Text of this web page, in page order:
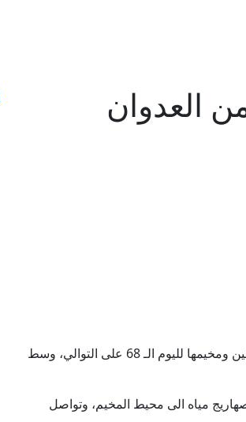
68 يومًا من العدوان
السبت – ٢٩-٣-٢٠٢٥: يواصل الاحتلال الإسرائيلي، عدوانه على مدينة جنين ومخيمها لليوم الـ 68 على التوالي، وسط
مياه الى محيط المخيم، وتواصل